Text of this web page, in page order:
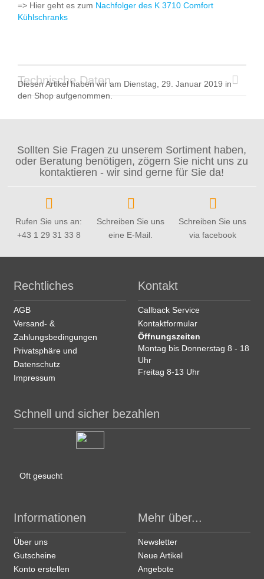
=> Hier geht es zum Nachfolger des K 3710 Comfort
Kühlschranks
Technische Daten
Diesen Artikel haben wir am Dienstag, 29. Januar 2019 in
den Shop aufgenommen.
Sollten Sie Fragen zu unserem Sortiment haben,
oder Beratung benötigen, zögern Sie nicht uns zu
kontaktieren - wir sind gerne für Sie da!
Rufen Sie uns an:
+43 1 29 31 33 8
Schreiben Sie uns
eine E-Mail.
Schreiben Sie uns
via facebook
Rechtliches
AGB
Versand- &
Zahlungsbedingungen
Privatsphäre und
Datenschutz
Impressum
Kontakt
Callback Service
Kontaktformular
Öffnungszeiten
Montag bis Donnerstag 8 - 18
Uhr
Freitag 8-13 Uhr
Schnell und sicher bezahlen
Oft gesucht
Informationen
Über uns
Gutscheine
Konto erstellen
Mehr über...
Newsletter
Neue Artikel
Angebote